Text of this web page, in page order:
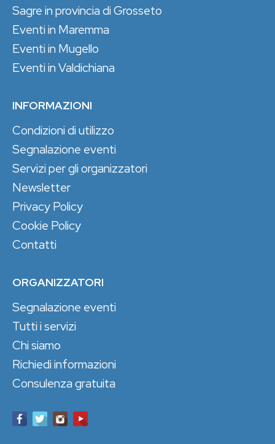
Sagre in provincia di Grosseto
Eventi in Maremma
Eventi in Mugello
Eventi in Valdichiana
INFORMAZIONI
Condizioni di utilizzo
Segnalazione eventi
Servizi per gli organizzatori
Newsletter
Privacy Policy
Cookie Policy
Contatti
ORGANIZZATORI
Segnalazione eventi
Tutti i servizi
Chi siamo
Richiedi informazioni
Consulenza gratuita